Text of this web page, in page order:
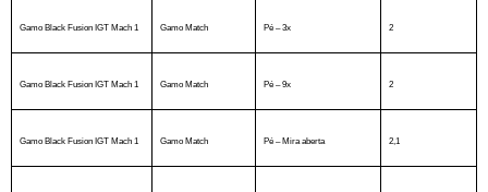
Gamo Black Fusion IGT Mach 1 Gamo Match Pé – 3x 2
Gamo Black Fusion IGT Mach 1 Gamo Match Pé – 9x 2
Gamo Black Fusion IGT Mach 1 Gamo Match Pé – Mira aberta 2,1